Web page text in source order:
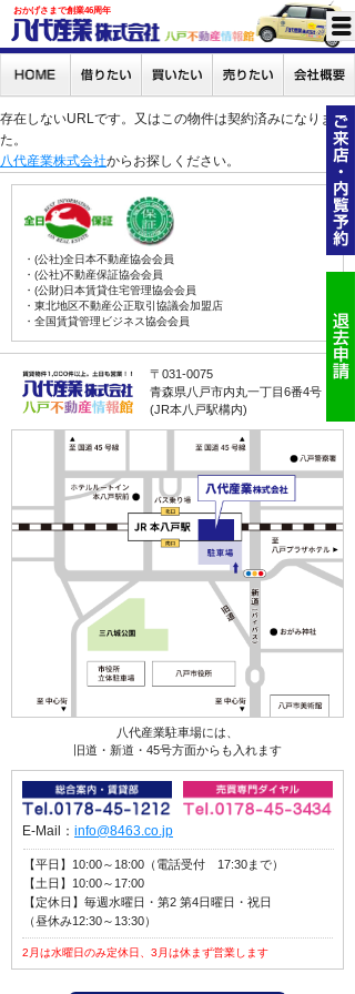
おかげさまで創業46周年
存在しないURLです。又はこの物件は契約済みになりまし
た。
八代産業株式会社からお探しください。
・(公社)全日本不動産協会会員
・(公社)不動産保証協会会員
・(公財)日本賃貸住宅管理協会会員
・東北地区不動産公正取引協議会加盟店
・全国賃貸管理ビジネス協会会員
〒031-0075
青森県八戸市内丸一丁目6番4号
(JR本八戸駅構内)
八代産業駐車場には、
旧道・新道・45号方面からも入れます
E-Mail： info@8463.co.jp
【平日】10:00～18:00（電話受付 17:30まで）
【土日】10:00～17:00
【定休日】毎週水曜日・第2 第4日曜日・祝日
（昼休み12:30～13:30）
2月は水曜日のみ定休日、3月は休まず営業します